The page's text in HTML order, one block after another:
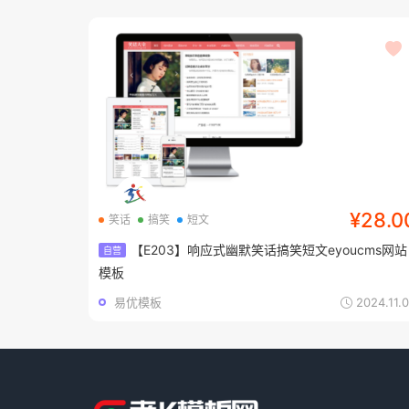
笑话 搞笑 短文
自营
【E203】响应式幽默笑话搞笑短文eyoucms网站
模板
易优模板